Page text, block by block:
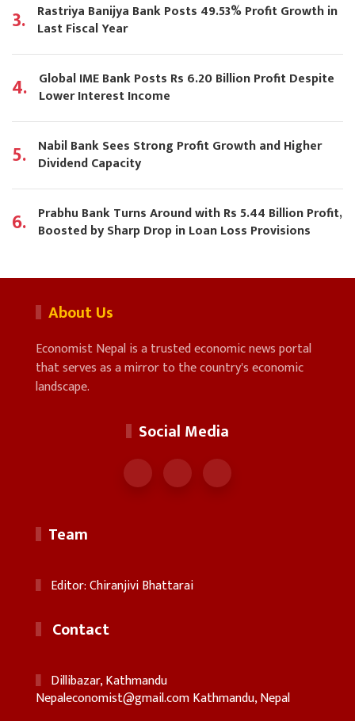
3. Rastriya Banijya Bank Posts 49.53% Profit Growth in
Last Fiscal Year
4. Global IME Bank Posts Rs 6.20 Billion Profit Despite
Lower Interest Income
5. Nabil Bank Sees Strong Profit Growth and Higher
Dividend Capacity
6. Prabhu Bank Turns Around with Rs 5.44 Billion Profit,
Boosted by Sharp Drop in Loan Loss Provisions
About Us
Economist Nepal is a trusted economic news portal
that serves as a mirror to the country's economic
landscape.
Social Media
Team
Editor: Chiranjivi Bhattarai
Contact
Dillibazar, Kathmandu
Nepaleconomist@gmail.comKathmandu, Nepal